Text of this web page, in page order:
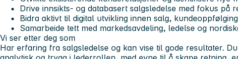
Drive innsikts- og databasert salgsledelse med fokus på
Bidra aktivt til digital utvikling innen salg,
Samarbeide tett med markedsavdeling, ledelse og
Vi ser etter deg som
Har erfaring fra salgsledelse og kan vise til gode resultater.